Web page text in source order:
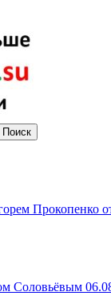
Прокопенко
Соловьёвым